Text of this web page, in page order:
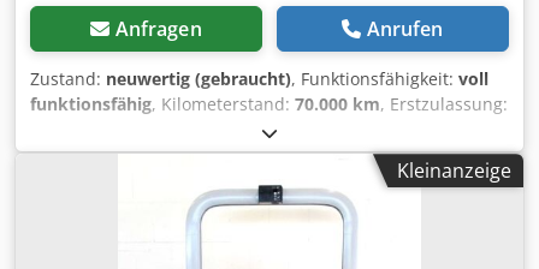
Anfragen Anrufen
Zustand: neuwertig (gebraucht), Funktionsfähigkeit: voll
funktionsfähig, Kilometerstand: 70.000 km, Erstzulassung:
, Kraftstoff:
Diesel, Emissionsklasse:Euro6, Baujahr:2019, Volkswagen
T-ROC IQ Drive Erstzulassung 05/2019 Farbe: Metallic-Grau
Diesel 1.6 TDI Motor 85 kW (116 PS) 6-Gang Schaltgetriebe
+ Rückwärtsgang Dcjdpfxjymf Ave Algok 5 Sitze Euro 6 ABS
Adaptiver Tempomat Abnehmbare Anhängerkupplung
Kleinanzeige